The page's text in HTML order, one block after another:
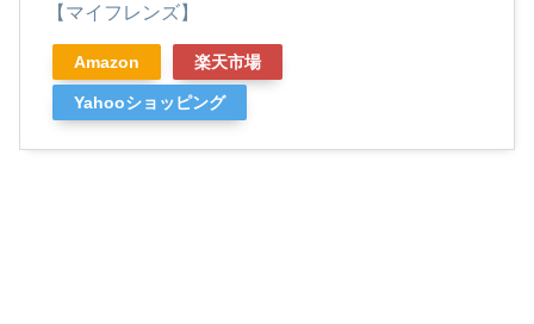
【マイフレンズ】
Amazon 楽天市場
Yahooショッピング